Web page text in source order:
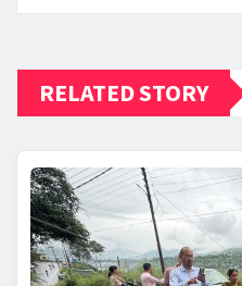
RELATED STORY